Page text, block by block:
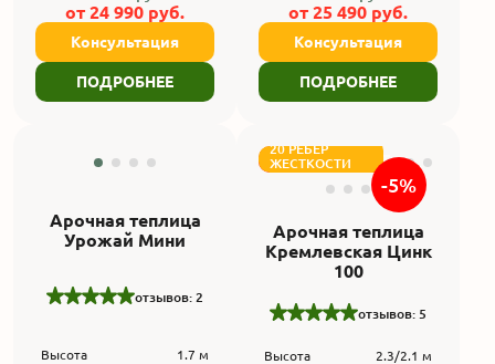
от24 990руб.
Консультация
ПОДРОБНЕЕ
от25 490руб.
Консультация
ПОДРОБНЕЕ
Арочная теплица
Урожай Мини
отзывов: 2
Высота 1.7 м
ФУНДАМАНЕТ
В ПОДАРОК
20 РЕБЕР
ЖЕСТКОСТИ
-5%
Арочная теплица
Кремлевская Цинк
100
отзывов: 5
Высота 2.3/2.1 м